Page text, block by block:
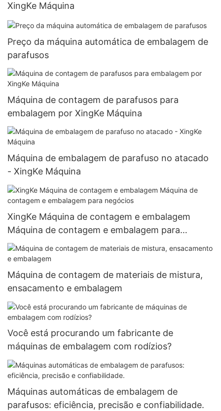
XingKe Máquina
Preço da máquina automática de embalagem de
parafusos
Máquina de contagem de parafusos para
embalagem por XingKe Máquina
Máquina de embalagem de parafuso no atacado
- XingKe Máquina
XingKe Máquina de contagem e embalagem
Máquina de contagem e embalagem para
negócios
Máquina de contagem de materiais de mistura,
ensacamento e embalagem
Você está procurando um fabricante de
máquinas de embalagem com rodízios?
Máquinas automáticas de embalagem de
parafusos: eficiência, precisão e confiabilidade.